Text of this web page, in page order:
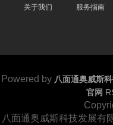
关于我们 服务指南
Powered by 八面通奥威斯
官网
八面通奥威斯科技发展有